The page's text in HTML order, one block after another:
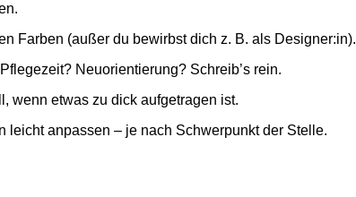
Farben (außer du bewirbst dich z. B. als Designer:in).
Neuorientierung? Schreib’s rein.
wenn etwas zu dick aufgetragen ist.
leicht anpassen – je nach Schwerpunkt der Stelle.